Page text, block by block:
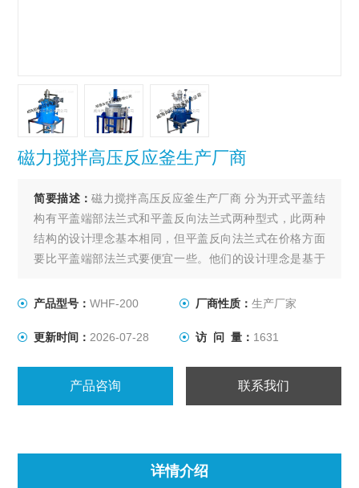
磁力搅拌高压反应釜生产厂商
简要描述：磁力搅拌高压反应釜生产厂商 分为开式平盖结
构有平盖端部法兰式和平盖反向法兰式两种型式，此两种
结构的设计理念基本相同，但平盖反向法兰式在价格方面
要比平盖端部法兰式要便宜一些。他们的设计理念是基于
35Mpa），对温度没有太大的限制，容积较小（3000L以
产品型号：WHF-200 厂商性质： 生产厂家
更新时间： 2026-07-28 访 问 量： 1631
产品咨询 联系我们
详情介绍